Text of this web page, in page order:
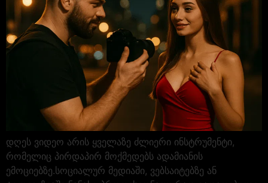
დღეს ვიდეო არის ყველაზე ძლიერი ინსტრუმენტი,
რომელიც პირდაპირ მოქმედებს ადამიანის
ემოციებზე.სოციალურ მედიაში, ვებსაიტებზე ან